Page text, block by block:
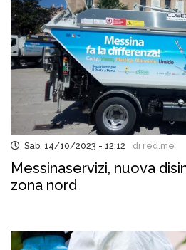
Sab, 14/10/2023 - 12:12 di red.me
Messinaservizi, nuova
zona nord